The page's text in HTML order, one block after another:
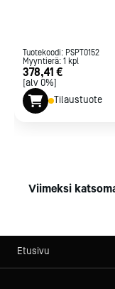
Tuotekoodi: PSPT0152
Myyntierä: 1 kpl
378,41 €
[alv 0%]
Tilaustuote
Viimeksi
Etusivu